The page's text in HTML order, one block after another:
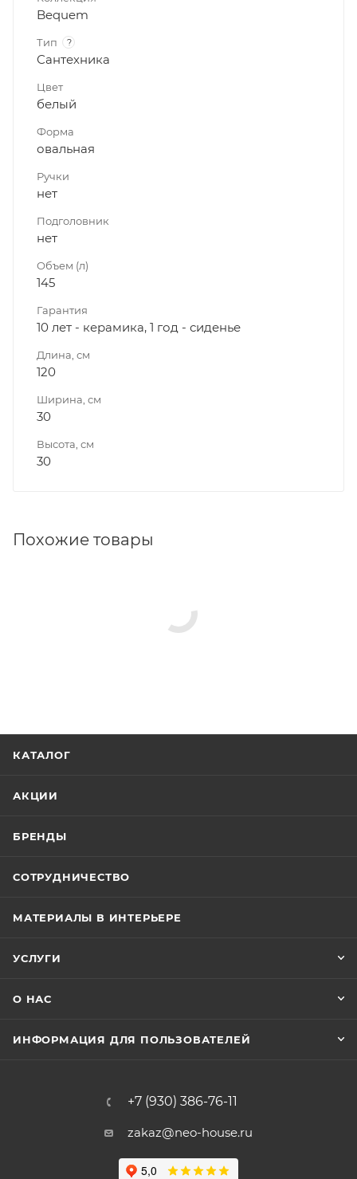
Bequem
Тип ?
Сантехника
Цвет
белый
Форма
овальная
Ручки
нет
Подголовник
нет
Объем (л)
145
Гарантия
10 лет - керамика, 1 год - сиденье
Длина, см
120
Ширина, см
30
Высота, см
30
Похожие товары
КАТАЛОГ
АКЦИИ
БРЕНДЫ
СОТРУДНИЧЕСТВО
МАТЕРИАЛЫ В ИНТЕРЬЕРЕ
УСЛУГИ
О НАС
ИНФОРМАЦИЯ ДЛЯ ПОЛЬЗОВАТЕЛЕЙ
+7 (930) 386-76-11
zakaz@neo-house.ru